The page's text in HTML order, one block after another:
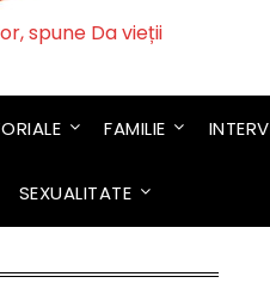
spune Da vieții
FAMILIE
SEXUALITATE